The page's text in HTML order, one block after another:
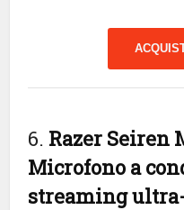
6. Razer Seiren
Microfono a
streaming